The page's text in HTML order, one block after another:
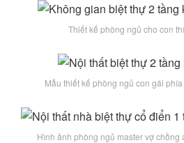
Thiết kế phòng ngủ cho con
Mẫu thiết kế phòng ngủ con gái
Hình ảnh phòng ngủ master vợ chồng